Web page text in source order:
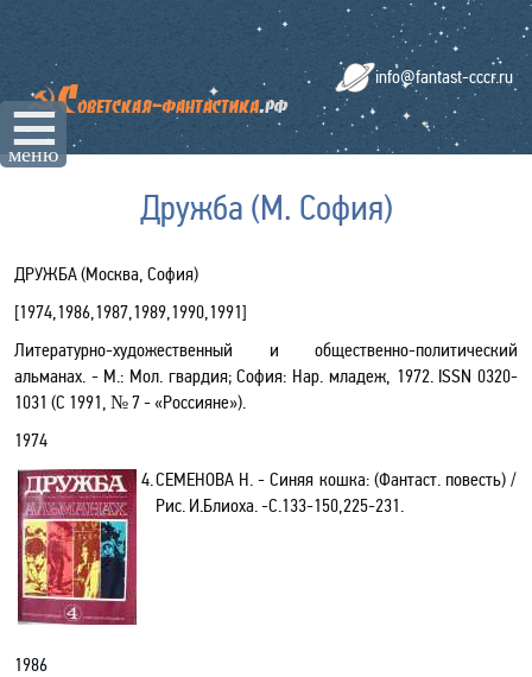
☰
меню
info@fantast-cccr.ru
Дружба (М. София)
ДРУЖБА (Москва, София)
[1974,1986,1987,1989,1990,1991]
Литературно-художественный и общественно-политический
альманах. - М.: Мол. гвардия; София: Нар. младеж, 1972. ISSN 0320-
1031 (С 1991, № 7 - «Россияне»).
1974
4.СЕМЕНОВА Н. - Синяя кошка: (Фантаст. повесть) /
Рис. И.Блиоха.-С.133-150,225-231.
1986